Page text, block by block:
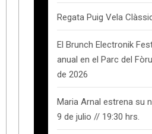
Regata Puig Vela
El Brunch Electronik
anual en el Parc del
de 2026
Maria Arnal estrena su
9 de julio // 19:30 hrs.